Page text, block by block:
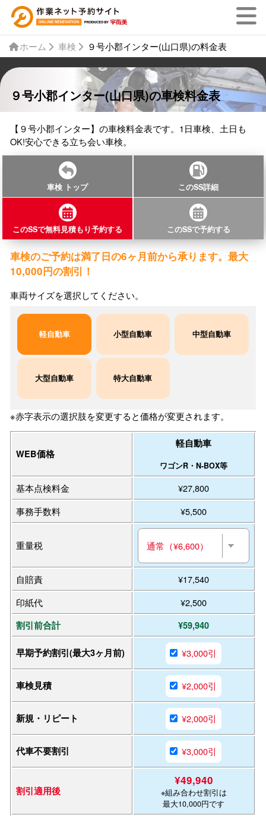
ホーム 車検 ９号小郡インター(山口県)の料金表
９号小郡インター(山口県)の車検料金表
【９号小郡インター】の車検料金表です。1日車検、土日も
OK!安心できる立ち会い車検。
車検 トップ このSS詳細
このSSで無料見積もり予約する このSSで予約する
車検のご予約は満了日の6ヶ月前から承ります。最大
10,000円の割引！
車両サイズを選択してください。
軽自動車 小型自動車 中型自動車
大型自動車 特大自動車
※赤字表示の選択肢を変更すると価格が変更されます。
WEB価格
軽自動車
ワゴンR・N-BOX等
基本点検料金
¥27,800
事務手数料
¥5,500
重量税
自賠責
¥17,540
印紙代
¥2,500
割引前合計 ¥59,940
早期予約割引(最大3ヶ月前) ¥3,000引
車検見積 ¥2,000引
新規・リピート ¥2,000引
代車不要割引 ¥3,000引
割引適用後
¥49,940
※組み合わせ割引は
最大10,000円です